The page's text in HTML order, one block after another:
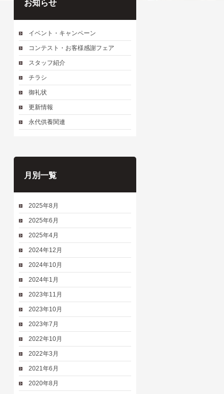
お知らせ
イベント・キャンペーン
コンテスト・お客様感謝フェア
スタッフ紹介
チラシ
御礼状
更新情報
永代供養関連
月別一覧
2025年8月
2025年6月
2025年4月
2024年12月
2024年10月
2024年1月
2023年11月
2023年10月
2023年7月
2022年10月
2022年3月
2021年6月
2020年8月